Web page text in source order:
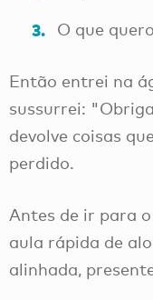
O que
Então entrei na
sussurrei:
devolve coisas
perdido.
Antes de ir para
aula rápida de
alinhada,